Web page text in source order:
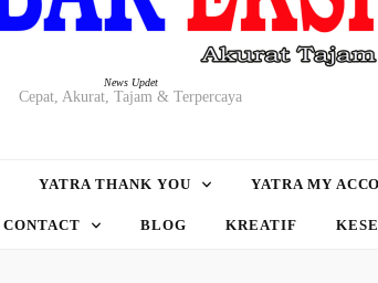
News Updet
Cepat, Akurat, Tajam & Terpercaya
YATRA THANK YOU YATRA MY
CONTACT BLOG KREATIF